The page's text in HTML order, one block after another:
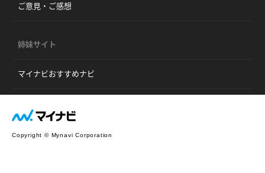
ご意見・ご感想
姉妹サイト
マイナビおすすめナビ
Copyright © Mynavi Corporation